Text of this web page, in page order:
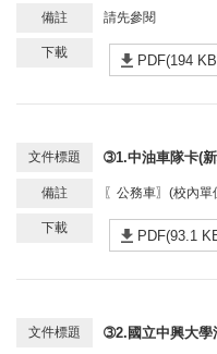
請先參閱
PDF(194
➂1.中油車隊卡(
〖公務車〗(校內單
PDF(93.1
➂2.國立中興大學